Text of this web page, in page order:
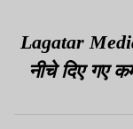
Lagatar
नीचे दिए गए